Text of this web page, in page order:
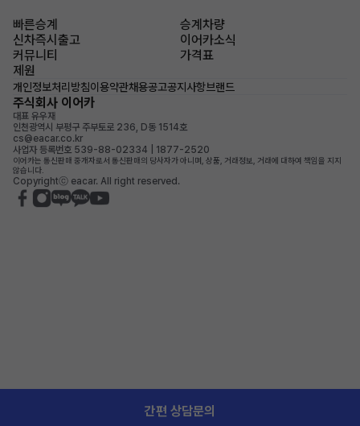
빠른승계
승계차량
신차즉시출고
이어카소식
커뮤니티
가격표
제원
개인정보처리방침이용약관채용공고공지사항브랜드
주식회사 이어카
대표 유우재
인천광역시 부평구 주부토로 236, D동 1514호
cs@eacar.co.kr
사업자 등록번호 539-88-02334 | 1877-2520
이어카는 통신판매 중개자로서 통신판매의 당사자가 아니며, 상품, 거래정보, 거래에 대하여 책임을 지지
않습니다.
Copyrightⓒ eacar. All right reserved.
간편 상담문의